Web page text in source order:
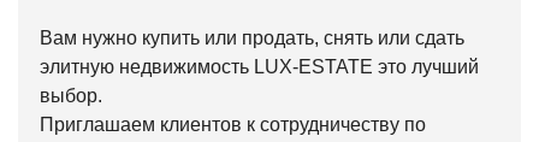
Вам нужно купить или продать, снять или сдать
элитную недвижимость LUX-ESTATE это лучший
выбор.
Приглашаем клиентов к сотрудничеству по